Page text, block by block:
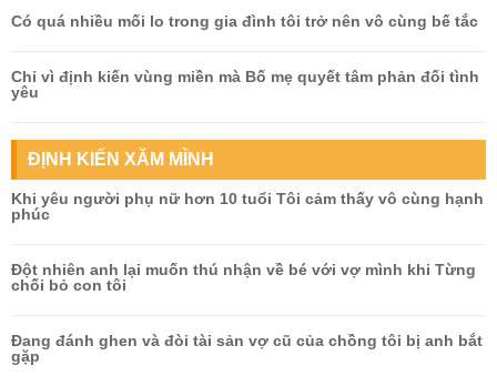
Có quá nhiều mối lo trong gia đình tôi trở nên vô cùng bế tắc
Chỉ vì định kiến vùng miền mà Bố mẹ quyết tâm phản đối tình
yêu
ĐỊNH KIẾN XĂM MÌNH
Khi yêu người phụ nữ hơn 10 tuổi Tôi cảm thấy vô cùng hạnh
phúc
Đột nhiên anh lại muốn thú nhận về bé với vợ mình khi Từng
chối bỏ con tôi
Đang đánh ghen và đòi tài sản vợ cũ của chồng tôi bị anh bắt
gặp